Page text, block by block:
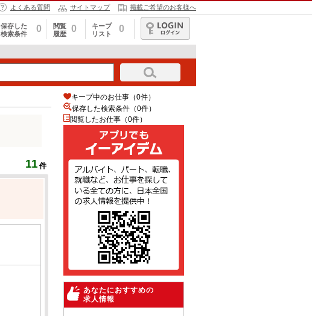
よくある質問 サイトマップ 掲載ご希望のお客様へ
保存した
検索条件
0
閲覧
履歴
0
キープ
リスト
0
ログイン
11 件
キープ中のお仕事（0件）
保存した検索条件（0件）
閲覧したお仕事（0件）
あなたにおすすめの
求人情報